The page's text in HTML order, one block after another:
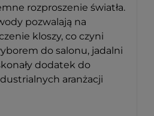
rozproszenie światła.
pozwalają na
kloszy, co czyni
do salonu, jadalni
dodatek do
aranżacji